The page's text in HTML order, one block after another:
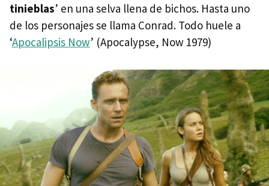
tinieblas’ en una selva llena de bichos. Hasta uno
de los personajes se llama Conrad. Todo huele a
‘Apocalipsis Now’ (Apocalypse, Now 1979)